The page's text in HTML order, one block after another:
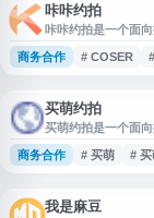
咔咔约拍
咔咔约拍是一个面
模特、COSER、化
及商家拍摄需求。
商务合作 # COSER
买萌约拍
买萌约拍是一个面
等相关信息展示与
源，适合有摄影创
商务合作 # 买萌 #
我是麻豆